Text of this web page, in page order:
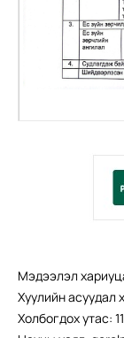
Мэдээлэл
Хуулийн асуудал
Холбогдох утас: